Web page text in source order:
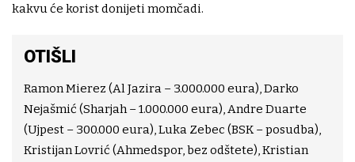
kakvu će korist donijeti momčadi.
OTIŠLI
Ramon Mierez (Al Jazira – 3.000.000 eura), Darko
Nejašmić (Sharjah – 1.000.000 eura), Andre Duarte
(Ujpest – 300.000 eura), Luka Zebec (BSK – posudba),
Kristijan Lovrić (Ahmedspor, bez odštete), Kristian